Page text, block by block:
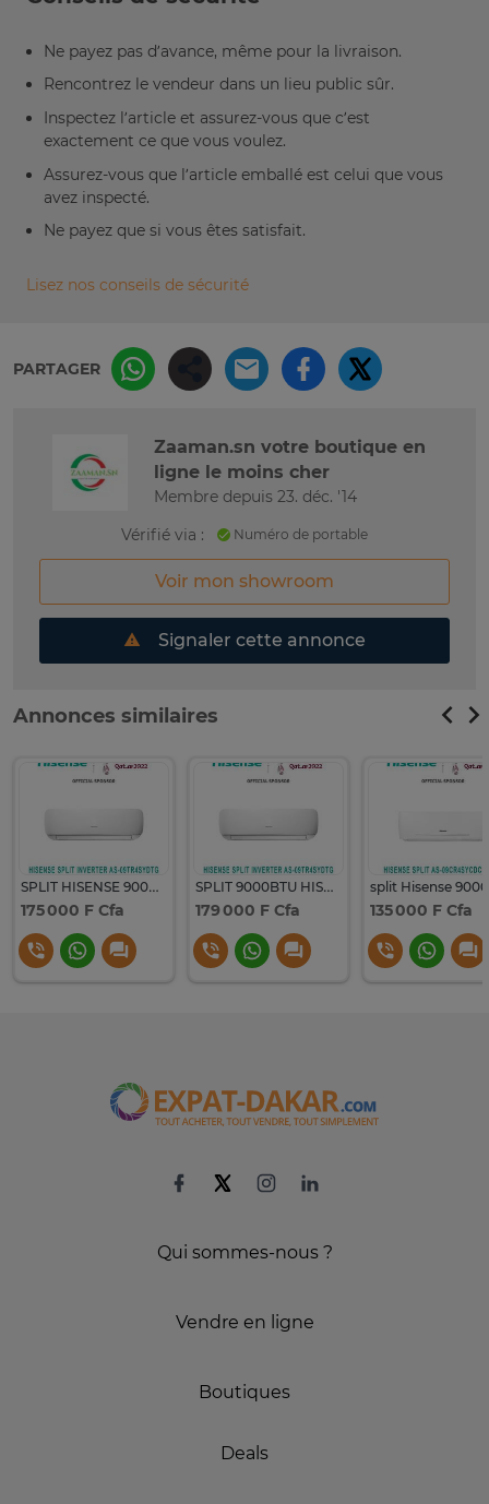
Ne payez pas d’avance, même pour la livraison.
Rencontrez le vendeur dans un lieu public sûr.
Inspectez l’article et assurez-vous que c’est
exactement ce que vous voulez.
Assurez-vous que l’article emballé est celui que vous
avez inspecté.
Ne payez que si vous êtes satisfait.
Lisez nos conseils de sécurité
PARTAGER
Zaaman.sn votre boutique en
ligne le moins cher
Membre depuis 23. déc. '14
Vérifié via :
Numéro de portable
Voir mon showroom
Signaler cette annonce
Annonces similaires
SPLIT HISENSE 9000BTU INVERTER AS09TR4SYDTG
175 000 F Cfa
SPLIT 9000BTU HISENSE INVERTER AS09TR4SYDTG
179 000 F Cfa 135 000 F Cfa
Qui sommes-nous ?
Vendre en ligne
Boutiques
Deals